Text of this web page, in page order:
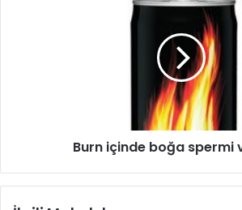
Burn içinde boğa spermi